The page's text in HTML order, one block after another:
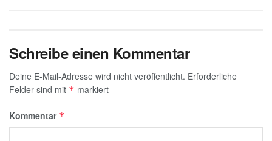
Schreibe einen Kommentar
Deine E-Mail-Adresse wird nicht veröffentlicht. Erforderliche
Felder sind mit * markiert
Kommentar *